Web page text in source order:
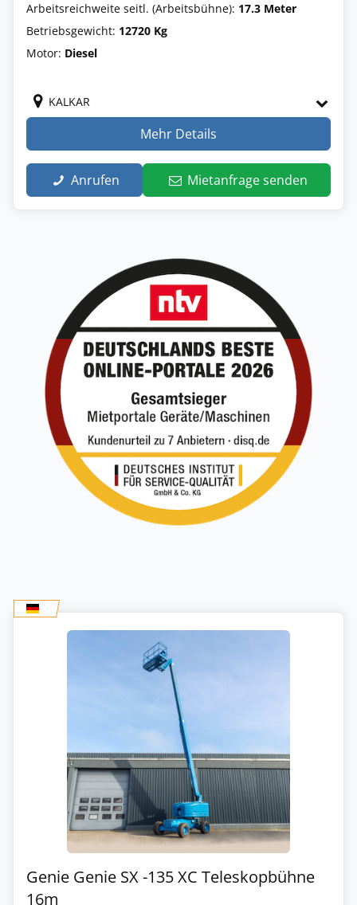
Arbeitsreichweite seitl. (Arbeitsbühne): 17.3 Meter
Betriebsgewicht: 12720 Kg
Motor: Diesel
KALKAR
Mehr Details
Anrufen Mietanfrage senden
Genie Genie SX -135 XC Teleskopbühne
16m